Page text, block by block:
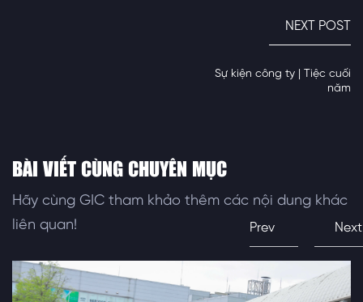
NEXT POST
Sự kiện công ty | Tiệc cuối
năm
BÀI VIẾT CÙNG CHUYÊN MỤC
Hãy cùng GIC tham khảo thêm các nội dung khác
liên quan!
Prev Next